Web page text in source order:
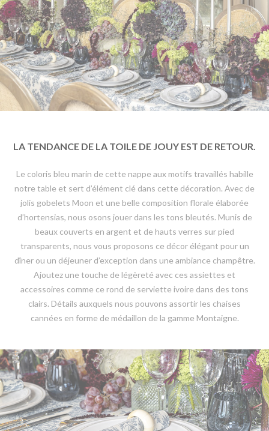
LA TENDANCE DE LA TOILE DE JOUY EST DE RETOUR.
Le coloris bleu marin de cette nappe aux motifs travaillés habille
notre table et sert d’élément clé dans cette décoration. Avec de
jolis gobelets Moon et une belle composition florale élaborée
d’hortensias, nous osons jouer dans les tons bleutés. Munis de
beaux couverts en argent et de hauts verres sur pied
transparents, nous vous proposons ce décor élégant pour un
dîner ou un déjeuner d’exception dans une ambiance champêtre.
Ajoutez une touche de légèreté avec ces assiettes et
accessoires comme ce rond de serviette ivoire dans des tons
clairs. Détails auxquels nous pouvons assortir les chaises
cannées en forme de médaillon de la gamme Montaigne.